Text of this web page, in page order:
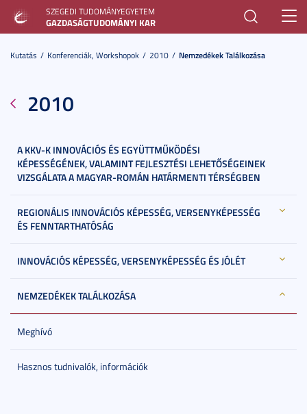
SZEGEDI TUDOMÁNYEGYETEM
GAZDASÁGTUDOMÁNYI KAR
Kutatás Konferenciák, Workshopok 2010 Nemzedékek Találkozása
2010
A KKV-K INNOVÁCIÓS ÉS EGYÜTTMŰKÖDÉSI
KÉPESSÉGÉNEK, VALAMINT FEJLESZTÉSI LEHETŐSÉGEINEK
VIZSGÁLATA A MAGYAR-ROMÁN HATÁRMENTI TÉRSÉGBEN
REGIONÁLIS INNOVÁCIÓS KÉPESSÉG, VERSENYKÉPESSÉG
ÉS FENNTARTHATÓSÁG
INNOVÁCIÓS KÉPESSÉG, VERSENYKÉPESSÉG ÉS JÓLÉT
NEMZEDÉKEK TALÁLKOZÁSA
Meghívó
Hasznos tudnivalók, információk